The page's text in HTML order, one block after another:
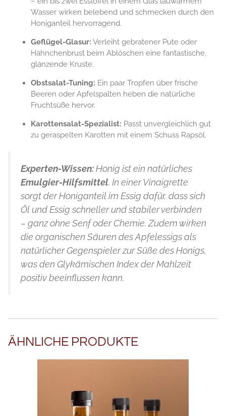
Wasser wirken belebend und schmecken durch den
Honiganteil hervorragend.
Geflügel-Glasur: Verleiht gebratener Pute oder
Hähnchenbrust beim Ablöschen eine fantastische,
glänzende Kruste.
Obstsalat-Tuning: Ein paar Tropfen über frische
Beeren oder Apfelspalten heben die natürliche
Fruchtsüße hervor.
Karottensalat-Spezialist: Passt unvergleichlich gut
zu geraspelten Karotten mit einem Schuss Rapsöl.
Experten-Wissen:Honig ist ein natürliches
Emulgier-Hilfsmittel. In einer Vinaigrette
sorgt der Honiganteil im Essig dafür, dass sich
Öl und Essig schneller und stabiler verbinden
– ganz ohne Senf oder Chemie. Zudem wirken
die organischen Säuren des Apfelessigs als
natürlicher Gegenspieler zur Süße des Honigs,
was den Glykämischen Index der Mahlzeit
positiv beeinflussen kann.
ÄHNLICHE PRODUKTE